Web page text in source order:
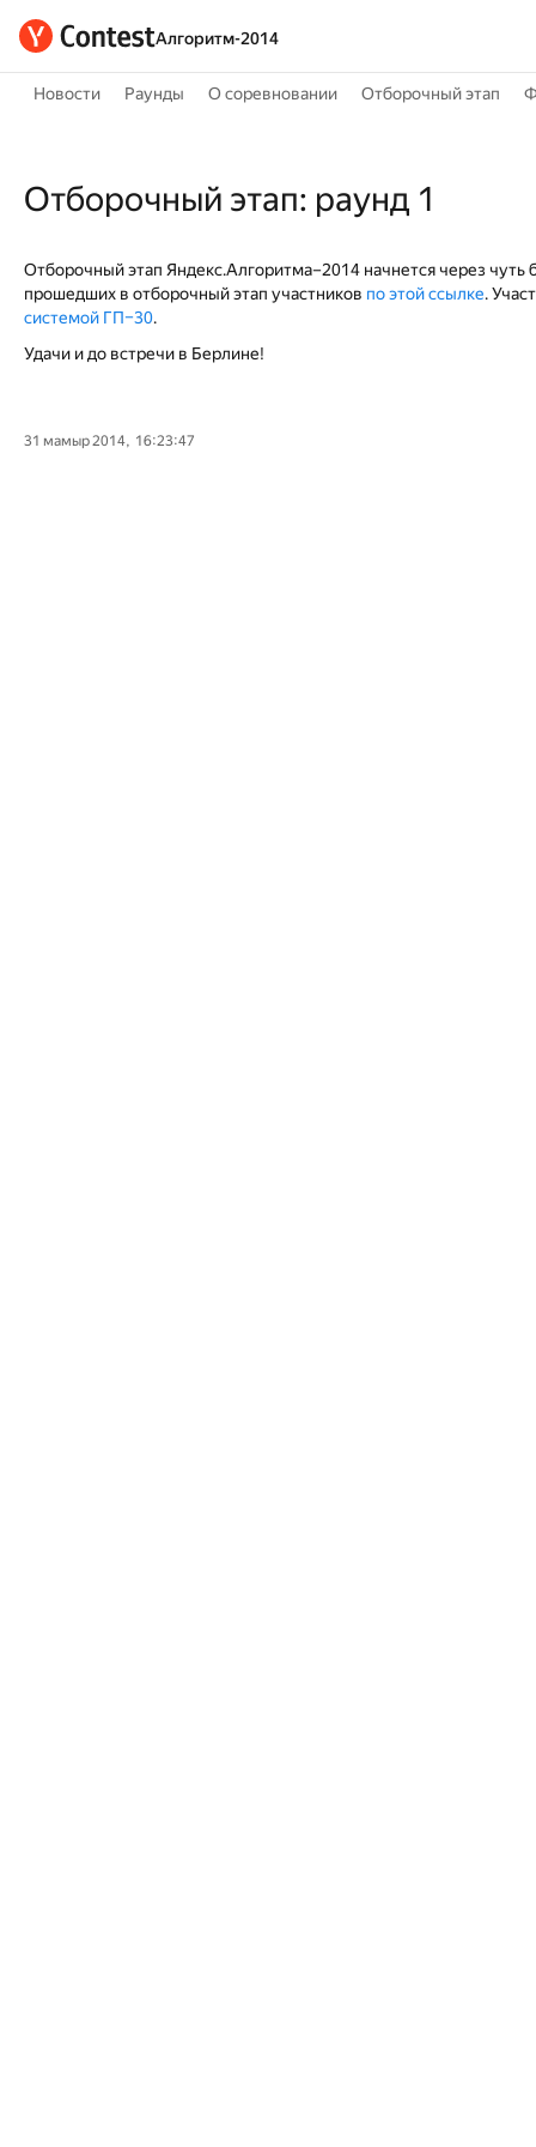
Алгоритм-2014
Новости Раунды О соревновании Отборочный этап
Отборочный этап: раунд 1
Отборочный этап Яндекс.Алгоритма–2014 начнется через
прошедших в отборочный этап участников по этой ссылке.
системой ГП–30.
Удачи и до встречи в Берлине!
31 мамыр 2014, 16:23:47